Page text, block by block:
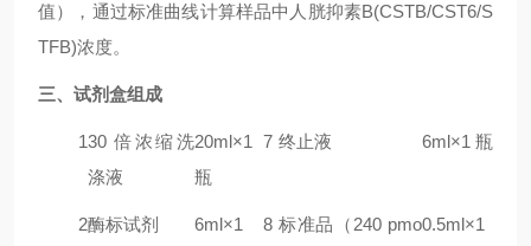
值），通过标准曲线计算样品中人 胱抑素B(CSTB/CST6/S
TFB)浓度。
三、试剂盒组成
130 倍浓缩洗
涤液
20ml×1
瓶
7 终止液 6ml×1 瓶
2酶标试剂
6ml×1
8 标准品（240 pmo0.5ml×1